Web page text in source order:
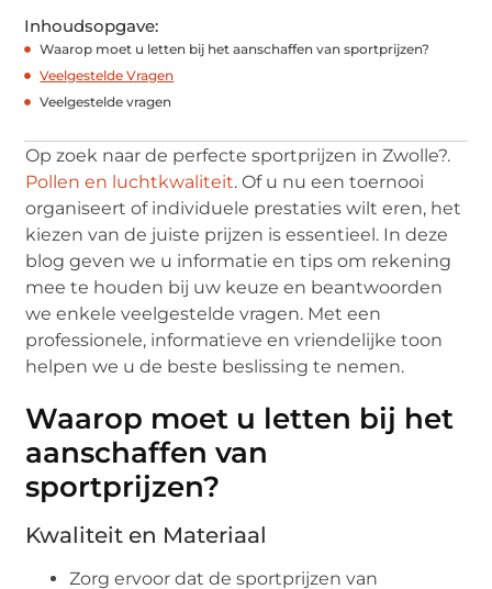
Inhoudsopgave:
Waarop moet u letten bij het aanschaffen van sportprijzen?
Veelgestelde Vragen
Veelgestelde vragen
Op zoek naar de perfecte sportprijzen in Zwolle?.
Pollen en luchtkwaliteit. Of u nu een toernooi
organiseert of individuele prestaties wilt eren, het
kiezen van de juiste prijzen is essentieel. In deze
blog geven we u informatie en tips om rekening
mee te houden bij uw keuze en beantwoorden
we enkele veelgestelde vragen. Met een
professionele, informatieve en vriendelijke toon
helpen we u de beste beslissing te nemen.
Waarop moet u letten bij het
aanschaffen van
sportprijzen?
Kwaliteit en Materiaal
Zorg ervoor dat de sportprijzen van